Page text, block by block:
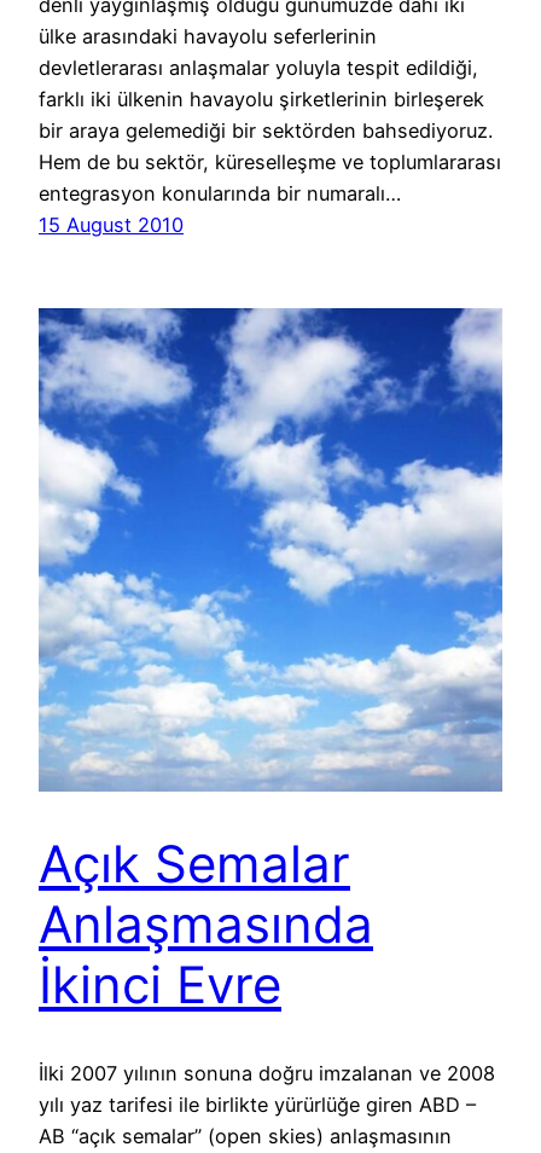
ülke arasındaki havayolu seferlerinin
devletlerarası anlaşmalar yoluyla tespit edildiği,
farklı iki ülkenin havayolu şirketlerinin birleşerek
bir araya gelemediği bir sektörden bahsediyoruz.
Hem de bu sektör, küreselleşme ve toplumlararası
entegrasyon konularında bir numaralı…
15 August 2010
Açık Semalar
Anlaşmasında
İkinci Evre
İlki 2007 yılının sonuna doğru imzalanan ve 2008
yılı yaz tarifesi ile birlikte yürürlüğe giren ABD –
AB “açık semalar” (open skies) anlaşmasının